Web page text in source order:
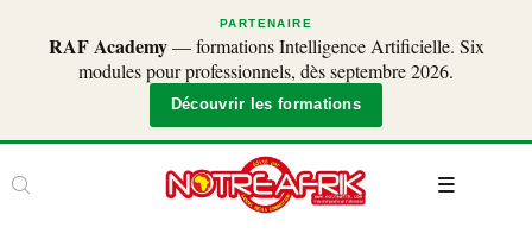
PARTENAIRE
RAF Academy— formations Intelligence Artificielle. Six
modules pour professionnels, dès septembre 2026.
Découvrir les formations